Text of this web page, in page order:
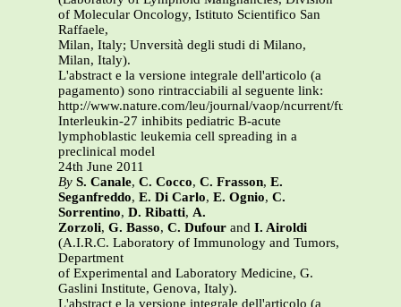
of Molecular Oncology, Istituto Scientifico San
Raffaele,
Milan, Italy; Unversità degli studi di Milano,
Milan, Italy).
L'abstract e la versione integrale dell'articolo (a
pagamento) sono rintracciabili al seguente link:
http://www.nature.com/leu/journal/vaop/ncurrent/full/
Interleukin-27 inhibits pediatric B-acute
lymphoblastic leukemia cell spreading in a
preclinical model
24th June 2011
By S. Canale, C. Cocco, C. Frasson, E.
Seganfreddo, E. Di Carlo, E. Ognio, C.
Sorrentino, D. Ribatti, A.
Zorzoli, G. Basso, C. Dufour and I. Airoldi
(A.I.R.C. Laboratory of Immunology and Tumors,
Department
of Experimental and Laboratory Medicine, G.
Gaslini Institute, Genova, Italy).
L'abstract e la versione integrale dell'articolo (a